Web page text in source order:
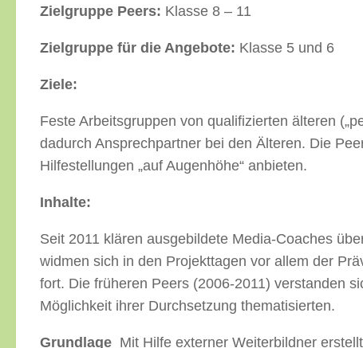
Zielgruppe Peers: Klasse 8 – 11
Zielgruppe für die Angebote: Klasse 5 und 6
Ziele:
Feste Arbeitsgruppen von qualifizierten älteren
dadurch Ansprechpartner bei den Älteren. Die
Hilfestellungen „auf Augenhöhe“ anbieten.
Inhalte:
Seit 2011 klären ausgebildete Media-Coaches
widmen sich in den Projekttagen vor allem der
fort. Die früheren Peers (2006-2011) verstanden
Möglichkeit ihrer Durchsetzung thematisierten.
Grundlage Mit Hilfe externer Weiterbildner